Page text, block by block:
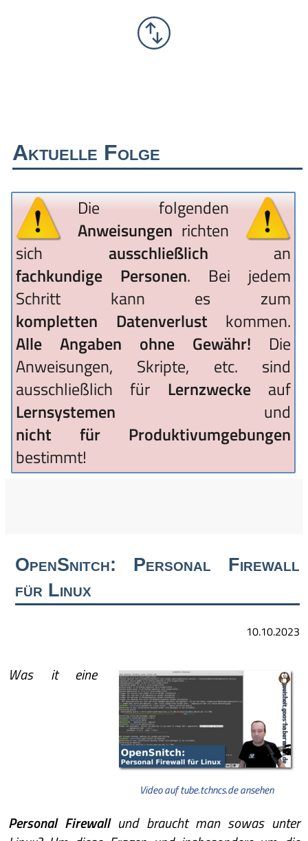
Aktuelle Folge
Die folgenden
Anweisungen richten
sich ausschließlich an
fachkundige Personen. Bei jedem
Schritt kann es zum
kompletten Datenverlust kommen.
Alle Angaben ohne Gewähr! Die
Anweisungen, Skripte, etc. sind
ausschließlich für Lernzweckeauf
Lernsystemen und
nicht für Produktivumgebungen
bestimmt!
OpenSnitch: Personal Firewall
für Linux
10.10.2023
Video auf tube.tchncs.de ansehen
Was it eine
Personal Firewallund braucht man sowas unter